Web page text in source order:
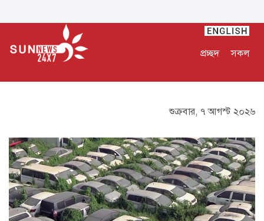
প্রচ্ছদ সকল
শুক্রবার, ৭ আগস্ট ২০২৬